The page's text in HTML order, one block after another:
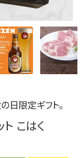
日限定ギフト。
こはく